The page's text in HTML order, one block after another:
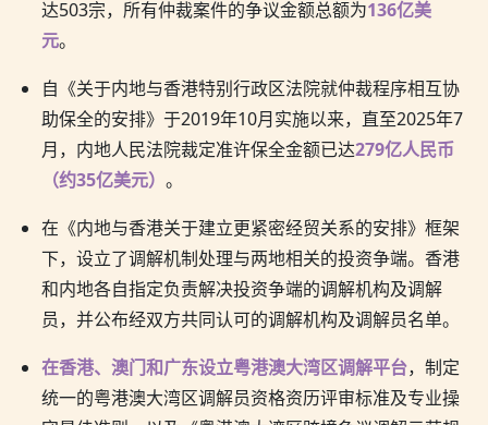
达503宗，所有仲裁案件的争议金额总额为136亿美
元。
自《关于内地与香港特别行政区法院就仲裁程序相互协
助保全的安排》于2019年10月实施以来，直至2025年7
月，内地人民法院裁定准许保全金额已达279亿人民币
（约35亿美元）。
在《内地与香港关于建立更紧密经贸关系的安排》框架
下，设立了调解机制处理与两地相关的投资争端。香港
和内地各自指定负责解决投资争端的调解机构及调解
员，并公布经双方共同认可的调解机构及调解员名单。
在香港、澳门和广东设立粤港澳大湾区调解平台，制定
统一的粤港澳大湾区调解员资格资历评审标准及专业操